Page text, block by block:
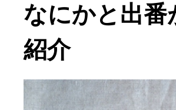
なにかと出
紹介